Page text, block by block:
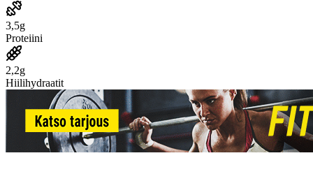
3,5g
Proteiini
2,2g
Hiilihydraatit